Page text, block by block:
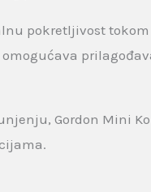
pokretljivost
Gordon Mini